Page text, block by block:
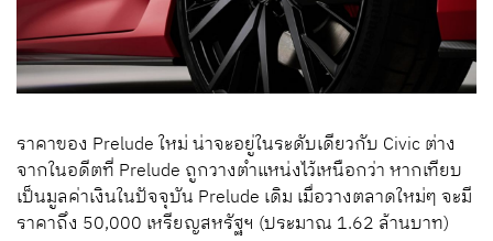
ราคาของ Prelude ใหม่ น่าจะอยู่ในระดับเดียวกับ Civic ต่าง
จากในอดีตที่ Prelude ถูกวางตำแหน่งไว้เหนือกว่า หากเทียบ
เป็นมูลค่าเงินในปัจจุบัน Prelude เดิม เมื่อวางตลาดใหม่ๆ จะมี
ราคาถึง 50,000 เหรียญสหรัฐฯ (ประมาณ 1.62 ล้านบาท)